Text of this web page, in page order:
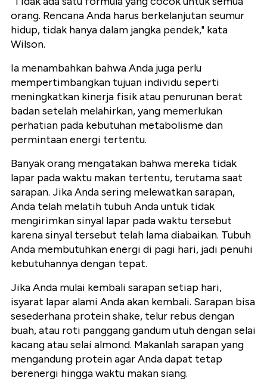
orang. Rencana Anda harus berkelanjutan seumur
hidup, tidak hanya dalam jangka pendek," kata
Wilson.
Ia menambahkan bahwa Anda juga perlu
mempertimbangkan tujuan individu seperti
meningkatkan kinerja fisik atau penurunan berat
badan setelah melahirkan, yang memerlukan
perhatian pada kebutuhan metabolisme dan
permintaan energi tertentu.
Banyak orang mengatakan bahwa mereka tidak
lapar pada waktu makan tertentu, terutama saat
sarapan. Jika Anda sering melewatkan sarapan,
Anda telah melatih tubuh Anda untuk tidak
mengirimkan sinyal lapar pada waktu tersebut
karena sinyal tersebut telah lama diabaikan. Tubuh
Anda membutuhkan energi di pagi hari, jadi penuhi
kebutuhannya dengan tepat.
Jika Anda mulai kembali sarapan setiap hari,
isyarat lapar alami Anda akan kembali. Sarapan bisa
sesederhana protein shake, telur rebus dengan
buah, atau roti panggang gandum utuh dengan selai
kacang atau selai almond. Makanlah sarapan yang
mengandung protein agar Anda dapat tetap
berenergi hingga waktu makan siang.